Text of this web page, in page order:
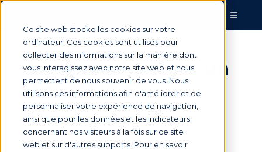
Ce site web stocke les cookies sur votre
ordinateur. Ces cookies sont utilisés pour
collecter des informations sur la manière dont
vous interagissez avec notre site web et nous
permettent de nous souvenir de vous. Nous
utilisons ces informations afin d'améliorer et de
personnaliser votre expérience de navigation,
ainsi que pour les données et les indicateurs
concernant nos visiteurs à la fois sur ce site
web et sur d'autres supports. Pour en savoir
9 raisons d’utiliser un
logiciel DSO
Par Marie Saunierle 9 nov. 2023, 10:00:00